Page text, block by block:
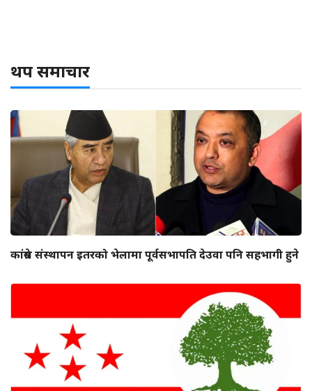
थप समाचार
कांग्रेस संस्थापन इतरको भेलामा पूर्वसभापति देउवा पनि सहभागी हुने